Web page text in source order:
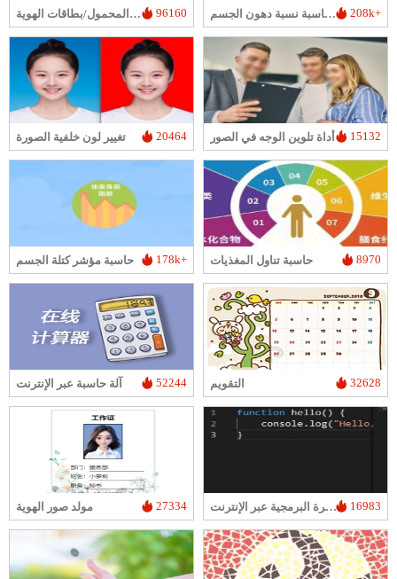
التحقق الدُفתי من توثيق الاسم الحقيقي لأرقام الهاتف المحمول/بطاقات الهوية 96160 آلة حاسبة نسبة دهون الجسم 208k+
تغيير لون خلفية الصورة 20464 أداة تلوين الوجه في الصور 15132
حاسبة مؤشر كتلة الجسم 178k+ حاسبة تناول المغذيات 8970
آلة حاسبة عبر الإنترنت 52244 التقويم 32628
مولد صور الهوية 27334 محرر الشفرة البرمجية عبر الإنترنت 16983